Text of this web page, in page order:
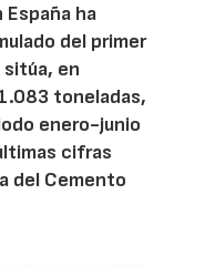
ha
del primer
sitúa, en
toneladas,
enero-junio
cifras
del Cemento